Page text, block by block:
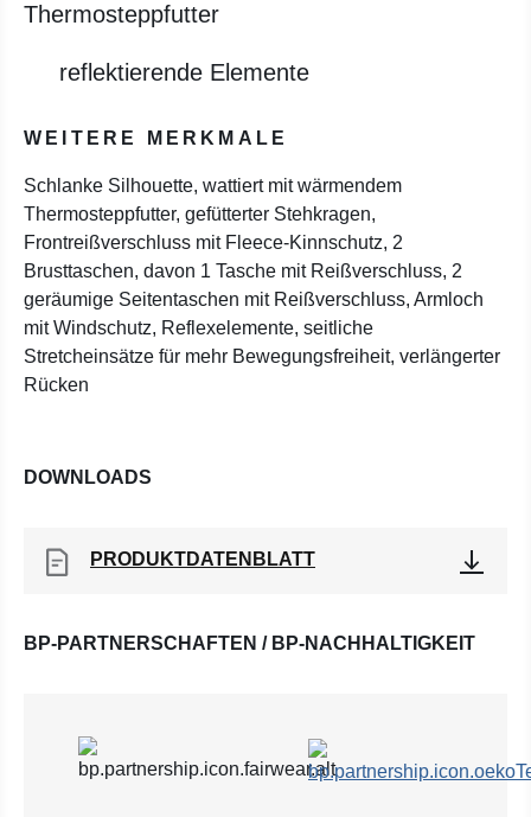
Thermosteppfutter
reflektierende Elemente
WEITERE MERKMALE
Schlanke Silhouette, wattiert mit wärmendem
Thermosteppfutter, gefütterter Stehkragen,
Frontreißverschluss mit Fleece-Kinnschutz, 2
Brusttaschen, davon 1 Tasche mit Reißverschluss, 2
geräumige Seitentaschen mit Reißverschluss, Armloch
mit Windschutz, Reflexelemente, seitliche
Stretcheinsätze für mehr Bewegungsfreiheit, verlängerter
Rücken
DOWNLOADS
PRODUKTDATENBLATT
BP-PARTNERSCHAFTEN / BP-NACHHALTIGKEIT